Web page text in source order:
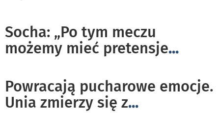
Socha: „Po tym meczu
możemy mieć pretensje...
Powracają pucharowe emocje.
Unia zmierzy się z...